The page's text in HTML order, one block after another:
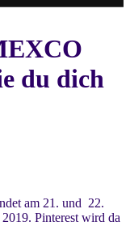
du dich
am 21. und 22.
Pinterest wird da